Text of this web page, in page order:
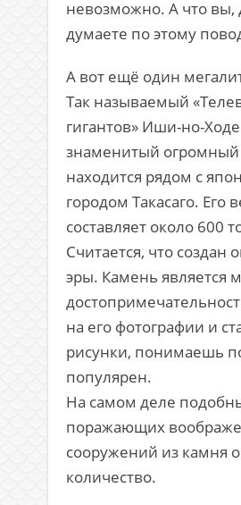
невозможно. А что вы,
думаете по этому
А вот ещё один
Так называемый
гигантов» Иши-но-
знаменитый огромный
находится рядом с
городом Такасаго. Его
составляет около 600
Считается, что создан
эры. Камень является
на его фотографии и
рисунки, понимаешь
популярен.
На самом деле
поражающих
сооружений из камня
количество.